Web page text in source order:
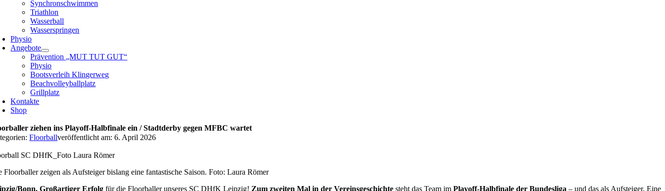
Synchronschwimmen
Triathlon
Wasserball
Wasserspringen
Physio
Angebote
Prävention „MUT TUT GUT“
Physio
Bootsverleih Klingerweg
Beachvolleyballplatz
Grillplatz
Kontakte
Shop
ziehen ins Playoff-Halbfinale ein / Stadtderby gegen MFBC wartet
Floorballveröffentlicht am: 6. April 2026
SC DHfK_Foto Laura Römer
Floorballer zeigen als Aufsteiger bislang eine fantastische Saison. Foto: Laura Römer
Bonn. Großartiger Erfolg für die Floorballer unseres SC DHfK Leipzig! Zum zweiten Mal in der Vereinsgeschichtesteht das Team imPlayoff-Halbfinale der Bundesliga – und das als Aufsteiger. Eine